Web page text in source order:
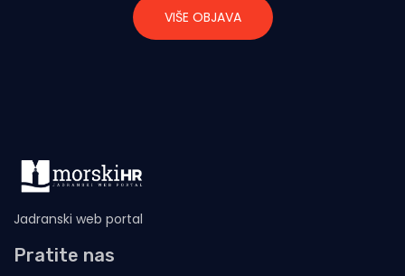
VIŠE OBJAVA
Jadranski web portal
Pratite nas